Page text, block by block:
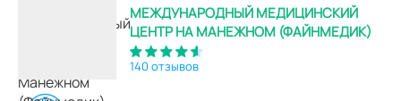
МЕЖДУНАРОДНЫЙ МЕДИЦИНСКИЙ
ЦЕНТР НА МАНЕЖНОМ (ФАЙНМЕДИК)
140 отзывов